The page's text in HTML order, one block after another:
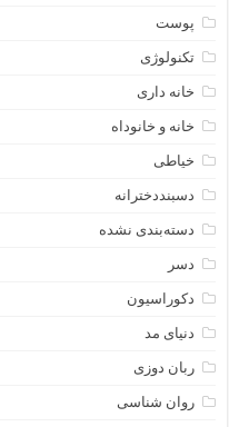
پوست
تکنولوژی
خانه داری
خانه و خانوداه
خیاطی
دسبنددخترانه
دسته‌بندی نشده
دسر
دکوراسیون
دنیای مد
ربان دوزی
روان شناسی